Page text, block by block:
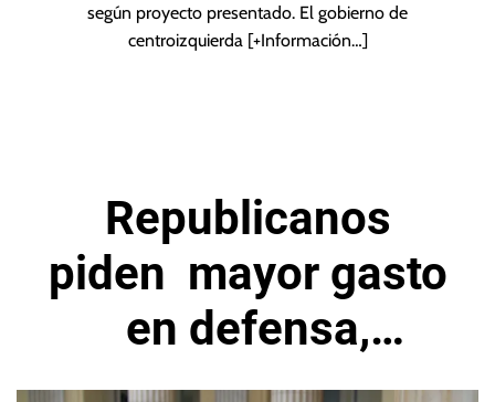
según proyecto presentado. El gobierno de
centroizquierda [+Información…]
Republicanos
piden mayor gasto
en defensa,
apuntando a China